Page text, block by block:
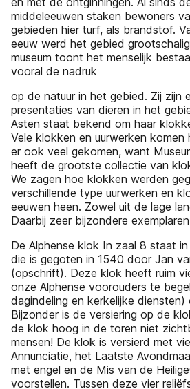
middeleeuwen staken bewoners
gebieden hier turf, als brandstof.
eeuw werd het gebied
museum toont het menselijk
vooral de nadruk
op de natuur in het gebied. Zij zijn
presentaties van dieren in het
Asten staat bekend om haar
Vele klokken en uurwerken komen
er ook veel gekomen, want
heeft de grootste collectie van
We zagen hoe klokken werden
verschillende type uurwerken en
eeuwen heen. Zowel uit de lage
Daarbij zeer bijzondere
De Alphense klok In zaal 8 staat
die is gegoten in 1540 door Jan
(opschrift). Deze klok heeft ruim
onze Alphense voorouders te
dagindeling en kerkelijke
Bijzonder is de versiering op de
de klok hoog in de toren niet
mensen! De klok is versierd met
Annunciatie, het Laatste
met engel en de Mis van de
voorstellen. Tussen deze vier